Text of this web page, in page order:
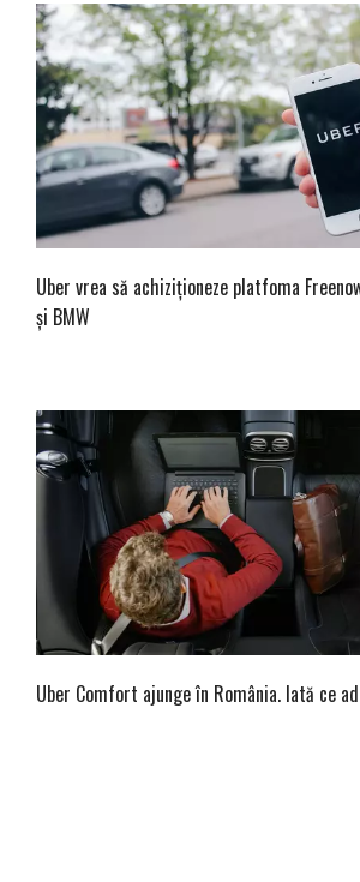
Uber vrea să achiziţioneze platfoma
şi BMW
Uber Comfort ajunge în România. Iată ce